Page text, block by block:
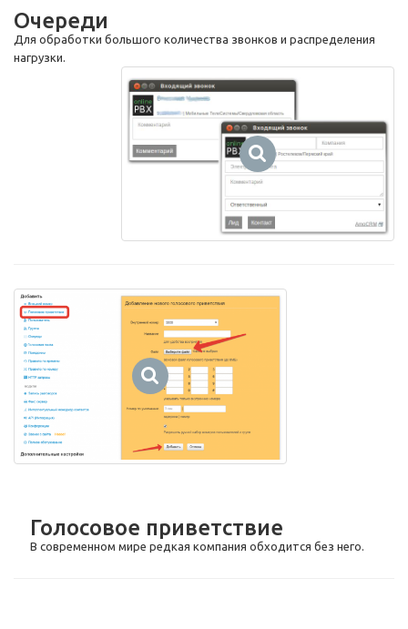
Очереди
Для обработки большого количества звонков и распределения
нагрузки.
Голосовое приветствие
В современном мире редкая компания обходится без него.